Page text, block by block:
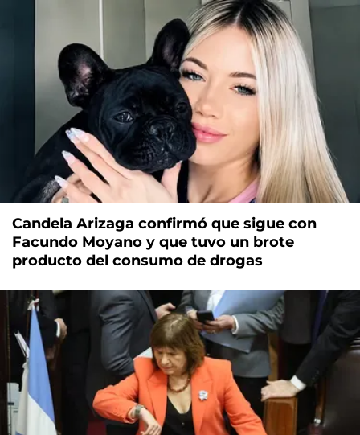
Candela Arizaga confirmó que sigue con
Facundo Moyano y que tuvo un brote
producto del consumo de drogas